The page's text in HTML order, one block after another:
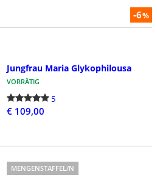
-6%
Jungfrau Maria Glykophilousa
VORRÄTIG
5
€ 109,00
MENGENSTAFFEL/N